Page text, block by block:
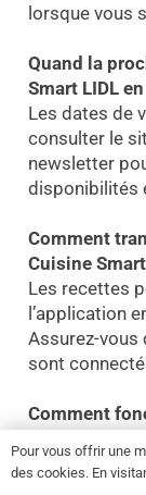
lorsque vous
Quand la
Smart LIDL
Les dates de
consulter le
newsletter
disponibilités
Comment
Cuisine
Les recettes
l’application
Assurez-vous
sont
Comment
Il fonctionne
guide à
Pour vous offrir une
des cookies. En